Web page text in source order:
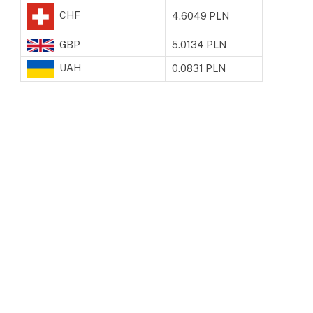
CHF 4.6049 PLN
GBP 5.0134 PLN
UAH 0.0831 PLN